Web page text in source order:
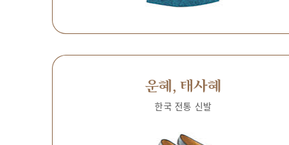
운혜, 태사혜
한국 전통 신발